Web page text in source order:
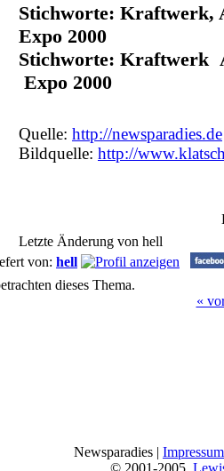
Stichworte: Kraftwerk,
Expo 2000
Stichworte: Kraftwerk
Expo 2000
Quelle: http://newsparadies.de
Bildquelle: http://
Letzte Änderung von hell
von: hell
dieses Thema.
«
Newsparadies | Impressum
© 2001-2005,